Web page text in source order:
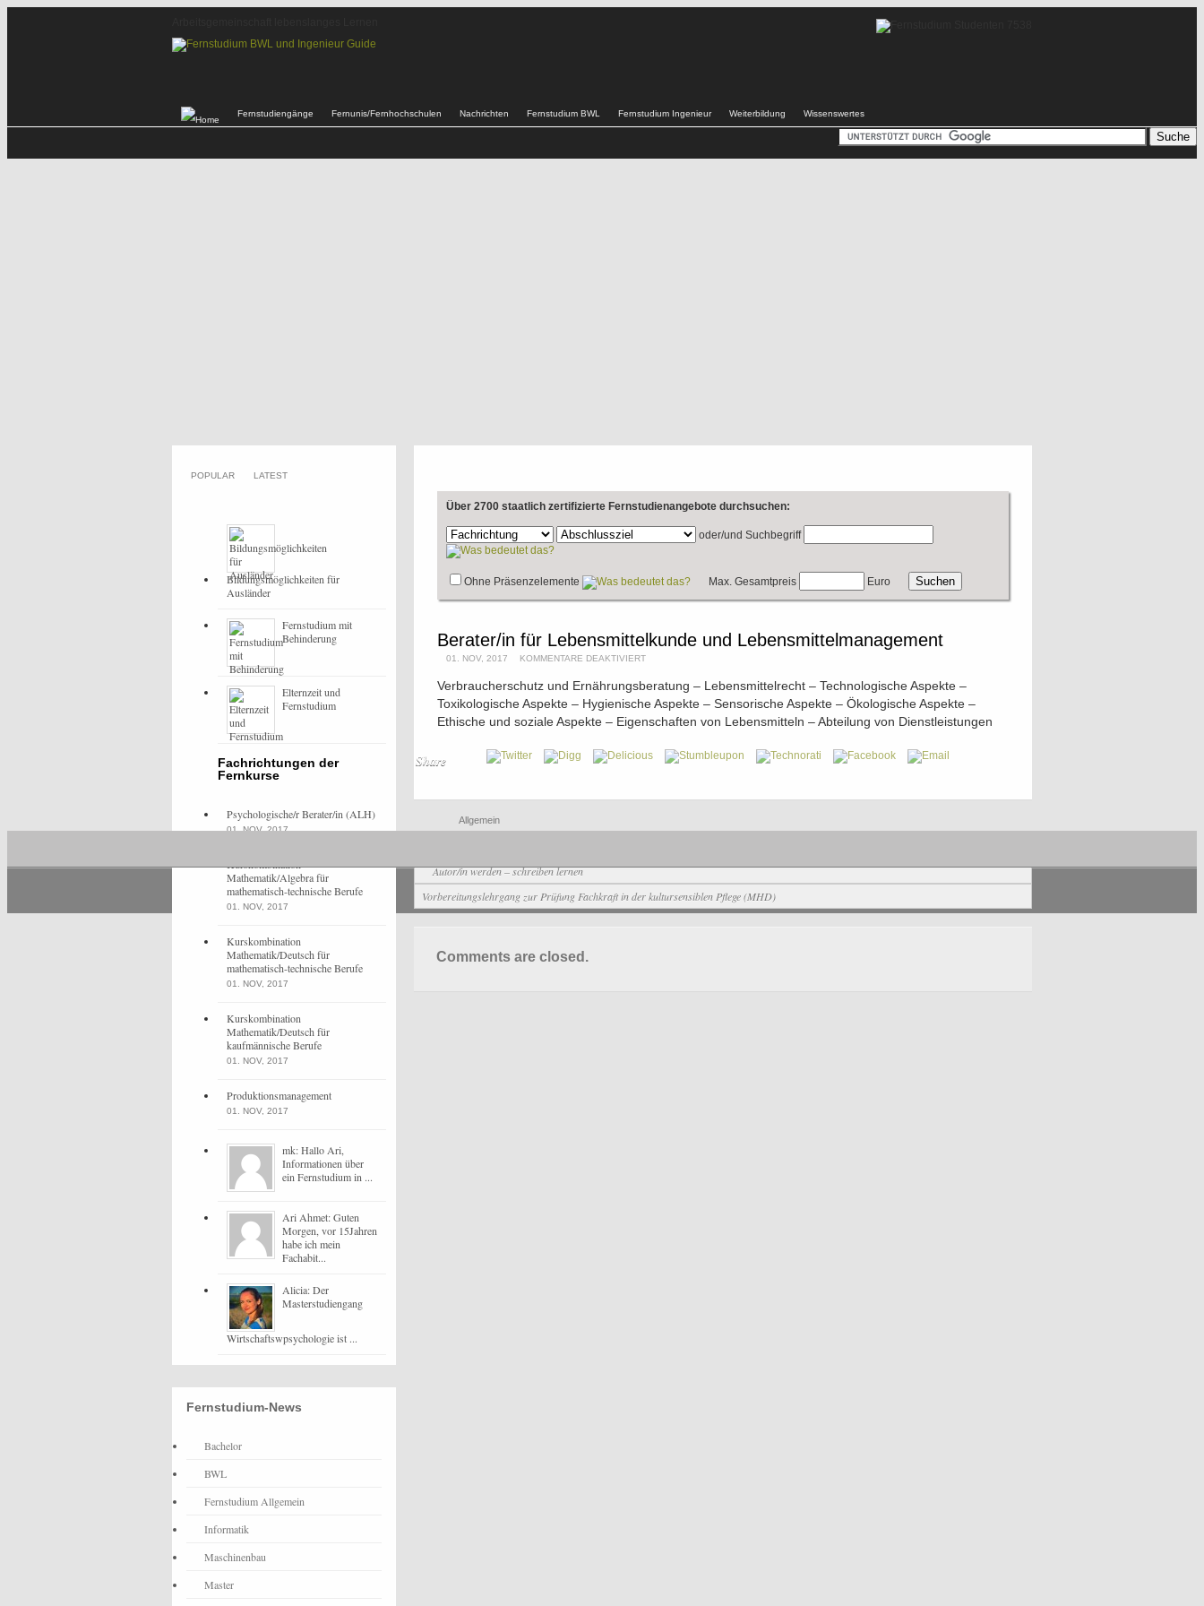
Fernstudiengänge Fernunis/Fernhochschulen Nachrichten Fernstudium BWL Fernstudium Ingenieur Weiterbildung Wissenswertes
Über 2700 staatlich zertifizierte Fernstudienangebote durchsuchen:
oder/und Suchbegriff
Ohne Präsenzelemente Max. Gesamtpreis Euro
Berater/in für Lebensmittelkunde und Lebensmittelmanagement
01. NOV, 2017 KOMMENTARE DEAKTIVIERT
Verbraucherschutz und Ernährungsberatung – Lebensmittelrecht – Technologische Aspekte –
Toxikologische Aspekte – Hygienische Aspekte – Sensorische Aspekte – Ökologische Aspekte –
Ethische und soziale Aspekte – Eigenschaften von Lebensmitteln – Abteilung von Dienstleistungen
Share
Allgemein
Autor/in werden – schreiben lernen
Vorbereitungslehrgang zur Prüfung Fachkraft in der kultursensiblen Pflege (MHD)
Comments are closed.
POPULAR LATEST
Bildungsmöglichkeiten für
Ausländer
Fernstudium mit
Behinderung
Elternzeit und
Fernstudium
Fachrichtungen der
Fernkurse
Psychologische/r Berater/in (ALH)
01. NOV, 2017
Kurskombination
Mathematik/Algebra für
mathematisch-technische Berufe
01. NOV, 2017
Kurskombination
Mathematik/Deutsch für
mathematisch-technische Berufe
01. NOV, 2017
Kurskombination
Mathematik/Deutsch für
kaufmännische Berufe
01. NOV, 2017
Produktionsmanagement
01. NOV, 2017
mk: Hallo Ari,
Informationen über
ein Fernstudium in ...
Ari Ahmet: Guten
Morgen, vor 15Jahren
habe ich mein
Fachabit...
Alicia: Der
Masterstudiengang
Wirtschaftswpsychologie ist ...
Fernstudium-News
Bachelor
BWL
Fernstudium Allgemein
Informatik
Maschinenbau
Master